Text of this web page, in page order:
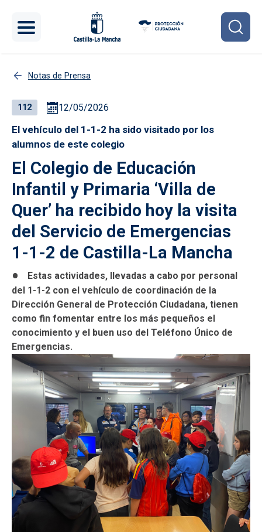
Notas de Prensa
112 12/05/2026
El vehículo del 1-1-2 ha sido visitado por los
alumnos de este colegio
El Colegio de Educación
Infantil y Primaria ‘Villa de
Quer’ ha recibido hoy la visita
del Servicio de Emergencias
1-1-2 de Castilla-La Mancha
Estas actividades, llevadas a cabo por personal
del 1-1-2 con el vehículo de coordinación de la
Dirección General de Protección Ciudadana, tienen
como fin fomentar entre los más pequeños el
conocimiento y el buen uso del Teléfono Único de
Emergencias.